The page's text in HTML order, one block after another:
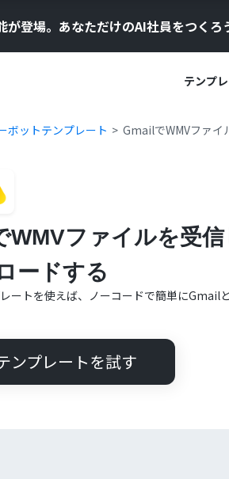
が登場。あなただけのAI社員をつくろ
テンプ
ボットテンプレート GmailでWMVファイ
WMVファイルを受
ードする
ートを使えば、ノーコードで簡単にGmailと
ンプレートを試す